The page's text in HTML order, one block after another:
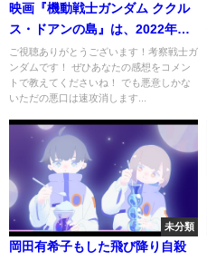
映画『機動戦士ガンダム ククル
ス・ドアンの島』は、2022年初
夏公開！衝撃の反応！！
ご視聴ありがとうございます！考察戦士ガ
ンダムです！ ぜひあなたの感想をコメン
トで教えてくださいね！ でも悪意しかな
いただの悪口は速攻消します...
未分類
岡田有希子もした飛び降り自殺